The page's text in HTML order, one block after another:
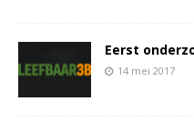
Eerst
14 mei 2017